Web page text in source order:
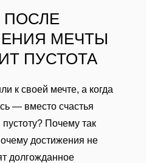
ПОСЛЕ
МЕЧТЫ
ПУСТОТА
к своей мечте, а когда
— вместо счастья
Почему так
достижения не
долгожданное